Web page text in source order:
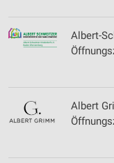
Albert-
Albert